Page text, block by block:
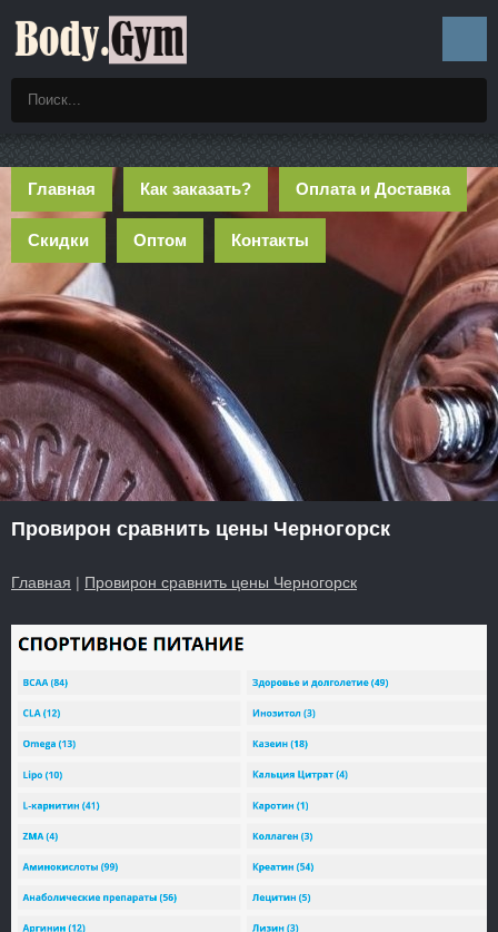
Главная Как заказать? Оплата и Доставка
Скидки Оптом Контакты
Провирон сравнить цены Черногорск
Главная | Провирон сравнить цены Черногорск